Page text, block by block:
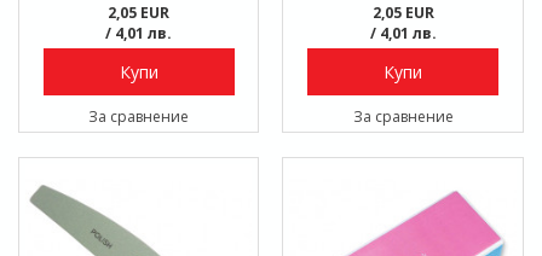
2,05 EUR
/ 4,01 лв.
Купи
За сравнение
2,05 EUR
/ 4,01 лв.
Купи
За сравнение